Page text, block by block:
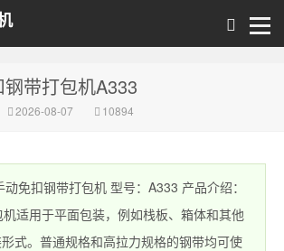
带打包机A333
2026-08-07 10894
动免扣钢带打包机 型号：A333 产品介绍：
适用于平面包装，例如栈板、箱体和其他
式。普通规格和高拉力规格的钢带均可使